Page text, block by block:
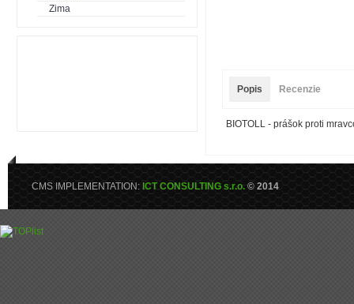
Zima
Popis Recenzie
BIOTOLL - prášok proti
CMS IMPLEMENTATION: ICT CONSULTING s.r.o. © 2014